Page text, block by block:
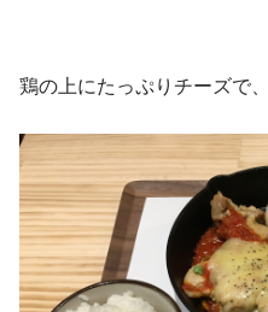
鶏の上にたっぷりチーズで